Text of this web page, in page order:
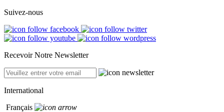
Suivez-nous
Recevoir Notre Newsletter
International
Français